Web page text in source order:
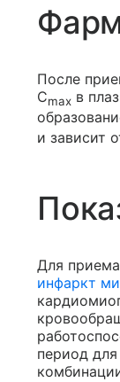
После
Cmax в
и зависит
Для
инфаркт
период